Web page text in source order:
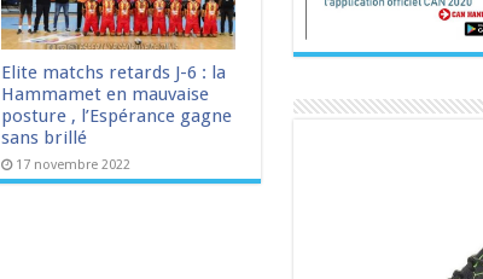
Elite matchs retards J-6 : la
Hammamet en mauvaise
posture , l’Espérance gagne
sans brillé
17 novembre 2022